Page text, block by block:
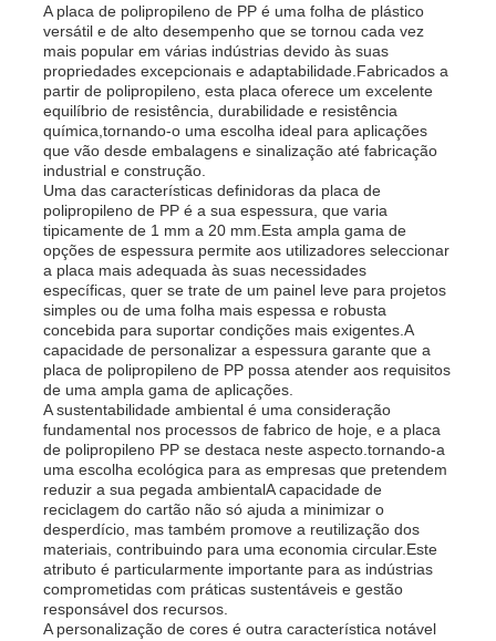
A placa de polipropileno de PP é uma folha de plástico
versátil e de alto desempenho que se tornou cada vez
mais popular em várias indústrias devido às suas
propriedades excepcionais e adaptabilidade.Fabricados a
partir de polipropileno, esta placa oferece um excelente
equilíbrio de resistência, durabilidade e resistência
química,tornando-o uma escolha ideal para aplicações
que vão desde embalagens e sinalização até fabricação
industrial e construção.
Uma das características definidoras da placa de
polipropileno de PP é a sua espessura, que varia
tipicamente de 1 mm a 20 mm.Esta ampla gama de
opções de espessura permite aos utilizadores seleccionar
a placa mais adequada às suas necessidades
específicas, quer se trate de um painel leve para projetos
simples ou de uma folha mais espessa e robusta
concebida para suportar condições mais exigentes.A
capacidade de personalizar a espessura garante que a
placa de polipropileno de PP possa atender aos requisitos
de uma ampla gama de aplicações.
A sustentabilidade ambiental é uma consideração
fundamental nos processos de fabrico de hoje, e a placa
de polipropileno PP se destaca neste aspecto.tornando-a
uma escolha ecológica para as empresas que pretendem
reduzir a sua pegada ambientalA capacidade de
reciclagem do cartão não só ajuda a minimizar o
desperdício, mas também promove a reutilização dos
materiais, contribuindo para uma economia circular.Este
atributo é particularmente importante para as indústrias
comprometidas com práticas sustentáveis e gestão
responsável dos recursos.
A personalização de cores é outra característica notável